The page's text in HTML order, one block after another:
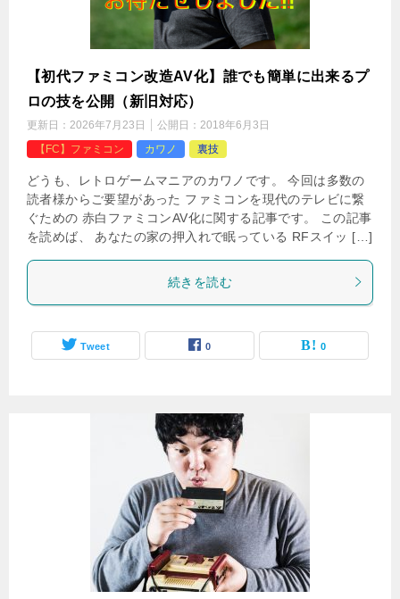
【初代ファミコン改造AV化】誰でも簡単に出来るプ
ロの技を公開（新旧対応）
更新日： 2026年7月23日 公開日： 2018年6月3日
【FC】ファミコン
カワノ 裏技
どうも、レトロゲームマニアのカワノです。 今回は多数の
読者様からご要望があった ファミコンを現代のテレビに繋
ぐための 赤白ファミコンAV化に関する記事です。 この記事
を読めば、 あなたの家の押入れで眠っている RFスイッ […]
続きを読む
Tweet 0 0